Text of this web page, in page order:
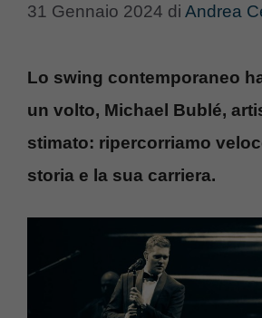
31 Gennaio 2024 di Andrea
Lo swing contemporaneo
un volto, Michael Bublé,
stimato: ripercorriamo
storia e la sua carriera.